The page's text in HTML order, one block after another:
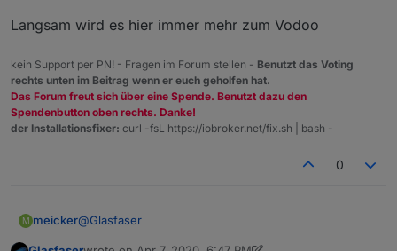
Langsam wird es hier immer mehr zum Vodoo
kein Support per PN! - Fragen im Forum stellen - Benutzt das Voting
rechts unten im Beitrag wenn er euch geholfen hat.
Das Forum freut sich über eine Spende. Benutzt dazu den
Spendenbutton oben rechts. Danke!
der Installationsfixer: curl -fsL https://iobroker.net/fix.sh | bash -
0
M meicker@Glasfaser